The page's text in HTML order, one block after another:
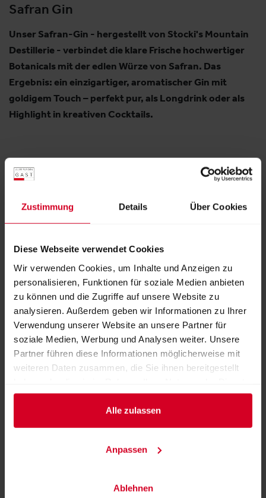
Zustimmung Details Über Cookies
Diese Webseite verwendet Cookies
Wir verwenden Cookies, um Inhalte und Anzeigen zu
personalisieren, Funktionen für soziale Medien anbieten
zu können und die Zugriffe auf unsere Website zu
analysieren. Außerdem geben wir Informationen zu Ihrer
Verwendung unserer Website an unsere Partner für
soziale Medien, Werbung und Analysen weiter. Unsere
Partner führen diese Informationen möglicherweise mit
weiteren Daten zusammen, die Sie ihnen bereitgestellt
gesammelt haben.
Alle zulassen
Anpassen
Ablehnen
Safran Gin
Unser Safran-Gin - hergestellt von Stocki's Mountain
Destillerie - verbindet die klare Frische hochwertiger
Botanicals mit der edlen Würze von Safran. Das
Ergebnis: ein einzigartiger, aromatischer Gin mit
goldigem Touch – perfekt pur, als Longdrink oder als
Highlight in kreativen Cocktails.
Unsere Empfehlung - Mediterranes Tonic
Aussteller:Safran - Rotes Gold aus Leogang
Weitere Produkte von diesem Aussteller